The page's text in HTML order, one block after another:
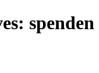
spenden